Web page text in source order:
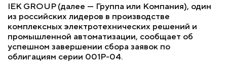
IEK GROUP (далее — Группа или Компания), один
из российских лидеров в производстве
комплексных электротехнических решений и
промышленной автоматизации, сообщает об
успешном завершении сбора заявок по
облигациям серии 001Р-04.